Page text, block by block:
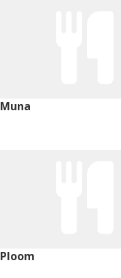
Muna
Ploom